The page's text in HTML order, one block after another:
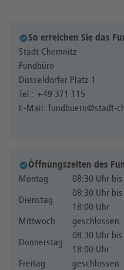
So erreichen Sie das
Stadt Chemnitz
Fundbüro
Düsseldorfer Platz 1
Tel.: +49 371 115
E-Mail: fundbuero@stadt-
Öffnungszeiten des
Montag
08:30 Uhr
Dienstag
08:30 Uhr
18:00 Uhr
Mittwoch
geschlossen
Donnerstag
08:30 Uhr
18:00 Uhr
Freitag
geschlossen